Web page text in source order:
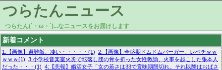
つらたんニュース
つらたん(´・ω・`)...なニュースをお届けします
新着コメント
1:【画像】避難飯、凄い・・・・・(1) 2:【画像】全盛期ドムドムバーガー、レベチｗｗ
ｗｗｗ(1) 3:小学校音楽室火災で転落し腰の骨を折った女性教諭、火事を起こした張本人
だった・・・(1) 4:【悲報】婚活女子「女の若さは33で賞味期限切れ。それ以降はおばさ